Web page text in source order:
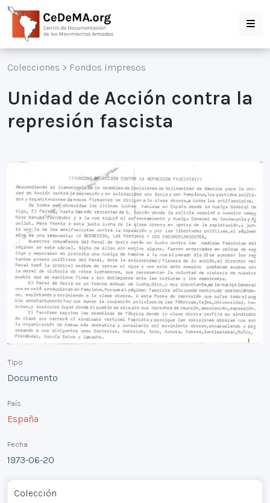
Colecciones > Fondos Impresos
Unidad de Acción contra la
represión fascista
Tipo
Documento
País
España
Fecha
1973-06-20
Colección